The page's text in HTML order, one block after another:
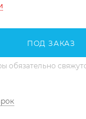
ПОД ЗАКАЗ
обязательно